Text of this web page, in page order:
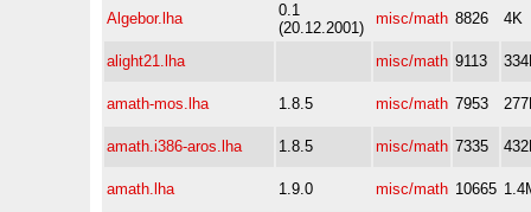
Algebor.lha
0.1
(20.12.2001)
misc/math 8826 4K
alight21.lha misc/math 9113
amath-mos.lha 1.8.5 misc/math 7953
amath.i386-aros.lha 1.8.5 misc/math 7335
amath.lha 1.9.0 misc/math 10665